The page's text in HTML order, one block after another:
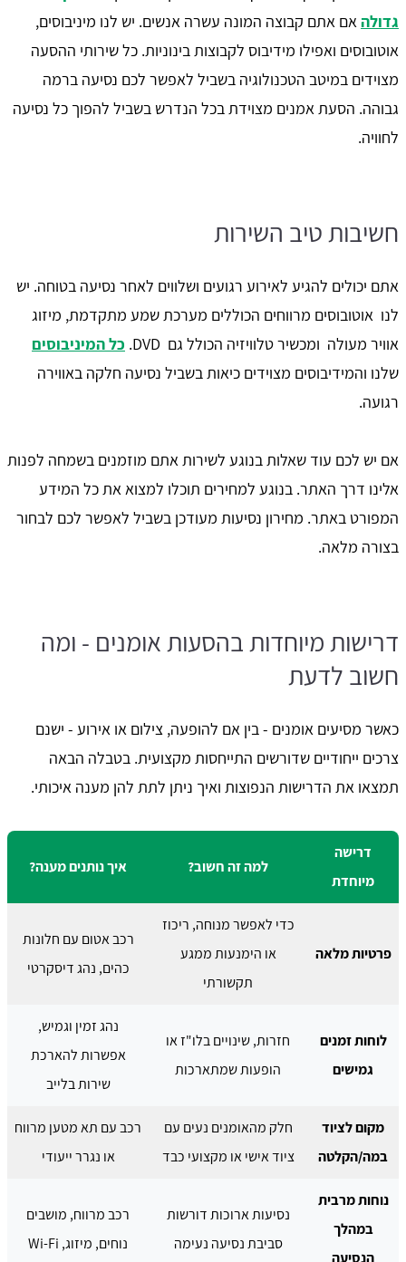
גדולהאם אתם קבוצה המונה עשרה אנשים. יש לנו מיניבוסים,
אוטובוסים ואפילו מידיבוס לקבוצות בינוניות. כל שירותי ההסעה
מצוידים במיטב הטכנולוגיה בשביל לאפשר לכם נסיעה ברמה
גבוהה. הסעת אמנים מצוידת בכל הנדרש בשביל להפוך כל נסיעה
לחוויה.
חשיבות טיב השירות
אתם יכולים להגיע לאירוע רגועים ושלווים לאחר נסיעה בטוחה. יש
לנו אוטובוסים מרווחים הכוללים מערכת שמע מתקדמת, מיזוג
אוויר מעולה ומכשיר טלוויזיה הכולל גם DVD.
כל המיניבוסים
שלנו והמידיבוסים מצוידים כיאות בשביל נסיעה חלקה באווירה
רגועה.
אם יש לכם עוד שאלות בנוגע לשירות אתם מוזמנים בשמחה לפנות
אלינו דרך האתר. בנוגע למחירים תוכלו למצוא את כל המידע
המפורט באתר. מחירון נסיעות מעודכן בשביל לאפשר לכם לבחור
בצורה מלאה.
דרישות מיוחדות בהסעות אומנים - ומה
חשוב לדעת
כאשר מסיעים אומנים - בין אם להופעה, צילום או אירוע - ישנם
צרכים ייחודיים שדורשים התייחסות מקצועית. בטבלה הבאה
תמצאו את הדרישות הנפוצות ואיך ניתן לתת להן מענה איכותי.
דרישה
מיוחדת
למה זה חשוב? איך נותנים מענה?
פרטיות מלאה
כדי לאפשר מנוחה, ריכוז
או הימנעות ממגע
תקשורתי
רכב אטום עם חלונות
כהים, נהג דיסקרטי
לוחות זמנים
גמישים
חזרות, שינויים בלו"ז או
הופעות שמתארכות
נהג זמין וגמיש,
אפשרות להארכת
שירות בלייב
מקום לציוד
במה/הקלטה
חלק מהאומנים נעים עם
ציוד אישי או מקצועי כבד
רכב עם תא מטען מרווח
או נגרר ייעודי
נוחות מרבית
במהלך
הנסיעה
נסיעות ארוכות דורשות
סביבת נסיעה נעימה
רכב מרווח, מושבים
נוחים, מיזוג, Wi-Fi